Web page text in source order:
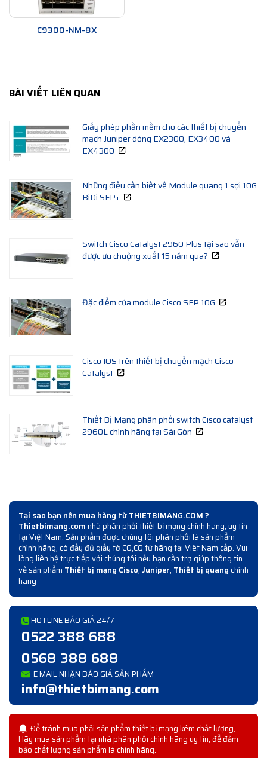
C9300-NM-8X
BÀI VIẾT LIÊN QUAN
Giấy phép phần mềm cho các thiết bị chuyển
mạch Juniper dòng EX2300, EX3400 và
EX4300
Những điều cần biết về Module quang 1 sợi 10G
BiDi SFP+
Switch Cisco Catalyst 2960 Plus tại sao vẫn
được ưu chuộng xuất 15 năm qua?
Đặc điểm của module Cisco SFP 10G
Cisco IOS trên thiết bị chuyển mạch Cisco
Catalyst
Thiết Bị Mạng phân phối switch Cisco catalyst
2960L chính hãng tại Sài Gòn
Tại sao bạn nên mua hàng từ THIETBIMANG.COM ?
Thietbimang.comnhà phân phối thiết bị mạng chính hãng, uy tín
tại Việt Nam. Sản phẩm được chúng tôi phân phối là sản phẩm
chính hãng, có đầy đủ giấy tờ CO,CQ từ hãng tại Viêt Nam cấp. Vui
lòng liên hệ trực tiếp với chúng tôi nếu bạn cần trợ giúp thông tin
về sản phẩm Thiết bị mạng Cisco, Juniper, Thiết bị quangchính
hãng
HOTLINE BÁO GIÁ 24/7
0522 388 688
0568 388 688
E MAIL NHẬN BÁO GIÁ SẢN PHẨM
info@thietbimang.com
Để tránh mua phải sản phẩm thiết bị mạng kém chất lượng,
Hãy mua sản phẩm tại nhà phân phối chính hãng uy tín, để đảm
bảo chất lượng sản phẩm là chính hãng.